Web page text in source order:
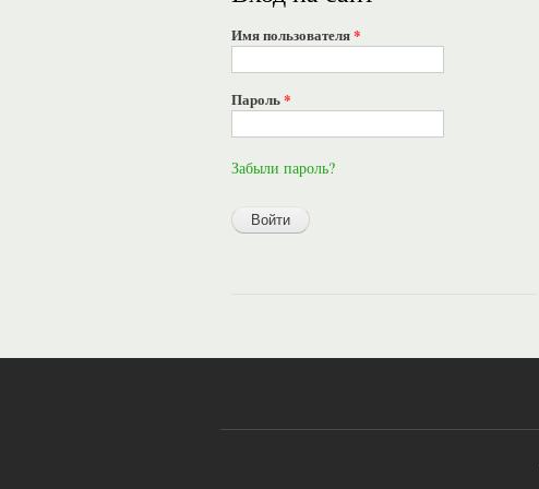
Имя пользователя*
Пароль*
Забыли пароль?